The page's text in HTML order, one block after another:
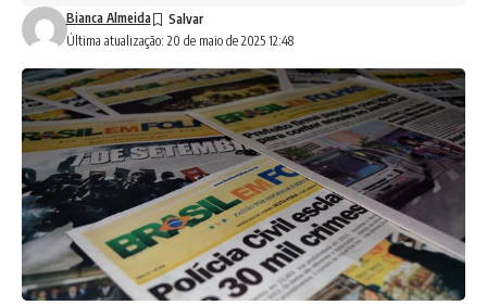
Última atualização: 20 de maio de 2025 12:48
Bianca Almeida